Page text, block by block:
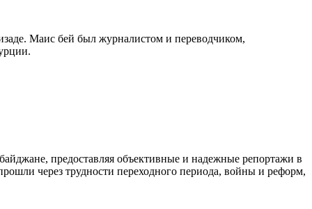
Маис бей был журналистом и переводчиком,
предоставляя объективные и надежные репортажи в
через трудности переходного периода, войны и реформ,